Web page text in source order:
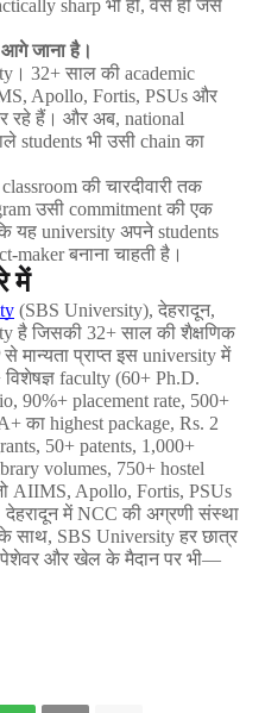
sharp भी हों, वैसे ही जैसे
आगे जाना है।
। 32+ साल की academic
Apollo, Fortis, PSUs और
रहे हैं। और अब, national
students भी उसी chain का
classroom की चारदीवारी तक
उसी commitment की एक
यह university अपने
maker बनाना चाहती है।
में
(SBS University), देहरादून
है जिसकी 32+ साल की शैक्षणिक
से मान्यता प्राप्त इस university में
विशेषज्ञ faculty (60+ Ph.D.
90%+ placement rate, 500+
का
50+ patents, 1,000+
volumes, 750+ hostel
देहरादून में NCC की अग्रणी संस्था
साथ, SBS University हर छात्र
पेशेवर और खेल के मैदान पर भी—